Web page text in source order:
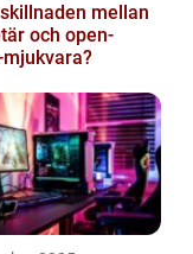
mellan
och open-